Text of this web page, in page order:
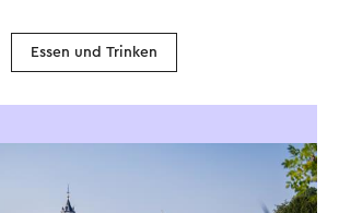
Essen und Trinken